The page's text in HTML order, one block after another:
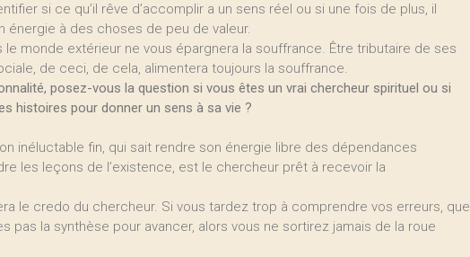
si ce qu’il rêve d’accomplir a un sens réel ou si une fois de plus, il
à des choses de peu de valeur.
monde extérieur ne vous épargnera la souffrance. Être tributaire de ses
de ceci, de cela, alimentera toujours la souffrance.
posez-vous la question si vous êtes un vrai chercheur spirituel ou si
histoires pour donner un sens à sa vie ?
inéluctable fin, qui sait rendre son énergie libre des dépendances
les leçons de l’existence, est le chercheur prêt à recevoir la
le credo du chercheur. Si vous tardez trop à comprendre vos erreurs, que
pas la synthèse pour avancer, alors vous ne sortirez jamais de la roue